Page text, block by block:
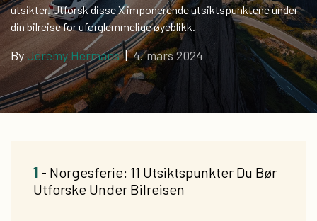
utsikter. Utforsk disse X imponerende utsiktspunktene under
din bilreise for uforglemmelige øyeblikk.
ByJeremy Hermans|4. mars 2024
1 - Norgesferie: 11 Utsiktspunkter Du Bør
Utforske Under Bilreisen